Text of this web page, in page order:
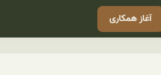
آغاز همکاری